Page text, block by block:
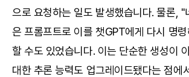
으로 요청하는 일도 발생했습니다. 물론, "
은 프롬프트로 이를 챗GPT에게 다시 명
할 수도 있었습니다. 이는 단순한 생성이
대한 추론 능력도 업그레이드됐다는 점에